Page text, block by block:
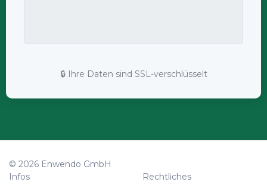
🔒 Ihre Daten sind SSL-verschlüsselt
© 2026 Enwendo GmbH
Infos
Rechtliches